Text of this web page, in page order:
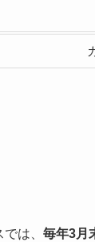
は、 毎年3月